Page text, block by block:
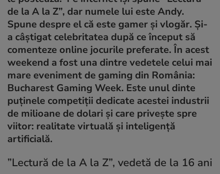
de la A la Z”, dar numele lui este Andy.
Spune despre el că este gamer și vlogăr. Și-
a câștigat celebritatea după ce început să
comenteze online jocurile preferate. În acest
weekend a fost una dintre vedetele celui mai
mare eveniment de gaming din România:
Bucharest Gaming Week. Este unul dinte
puținele competiții dedicate acestei industrii
de milioane de dolari și care privește spre
viitor: realitate virtuală și inteligență
artificială.
”Lectură de la A la Z”, vedetă de la 16 ani